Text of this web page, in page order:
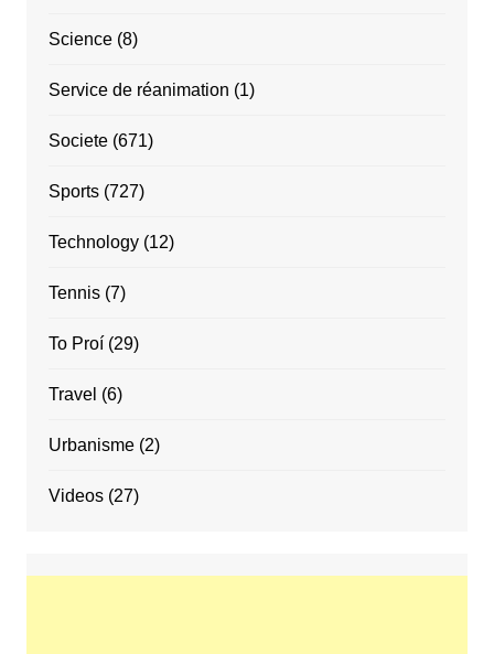
Science(8)
Service de réanimation (1)
Societe(671)
Sports(727)
Technology(12)
Tennis(7)
To Proí(29)
Travel (6)
Urbanisme(2)
Videos(27)